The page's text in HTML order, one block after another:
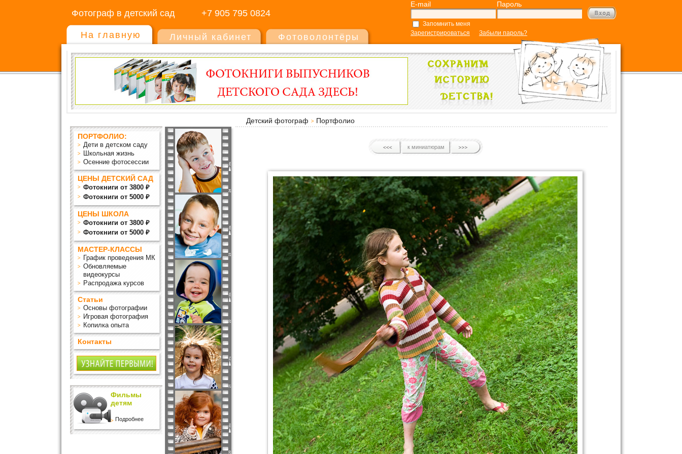
Фотограф в детский сад +7 905 795 0824
E-mail Пароль
Запомнить меня
Зарегистрироваться
Забыли пароль?
На главную Личный кабинет Фотоволонтёры
Детский фотограф
Портфолио
ПОРТФОЛИО:
Дети в детском саду
Школьная жизнь
Осенние фотосессии
ЦЕНЫ ДЕТСКИЙ САД
Фотокниги от 3800 ₽
Фотокниги от 5000 ₽
ЦЕНЫ ШКОЛА
Фотокниги от 3800 ₽
Фотокниги от 5000 ₽
МАСТЕР-КЛАССЫ
График проведения МК
Обновляемые
видеокурсы
Распродажа курсов
Статьи
Основы фотографии
Игровая фотография
Копилка опыта
Контакты
Фильмы
детям
Подробнее
к миниатюрам